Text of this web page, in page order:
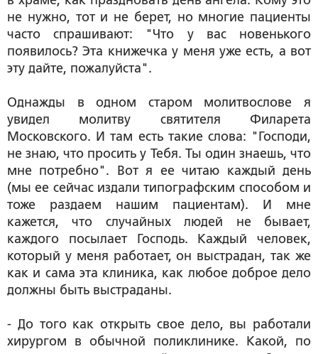
не нужно, тот и не берет, но многие пациенты
часто спрашивают: "Что у вас новенького
появилось? Эта книжечка у меня уже есть, а вот
эту дайте, пожалуйста".
Однажды в одном старом молитвослове я
увидел молитву святителя Филарета
Московского. И там есть такие слова: "Господи,
не знаю, что просить у Тебя. Ты один знаешь, что
мне потребно". Вот я ее читаю каждый день
(мы ее сейчас издали типографским способом и
тоже раздаем нашим пациентам). И мне
кажется, что случайных людей не бывает,
каждого посылает Господь. Каждый человек,
который у меня работает, он выстрадан, так же
как и сама эта клиника, как любое доброе дело
должны быть выстраданы.
- До того как открыть свое дело, вы работали
хирургом в обычной поликлинике. Какой, по